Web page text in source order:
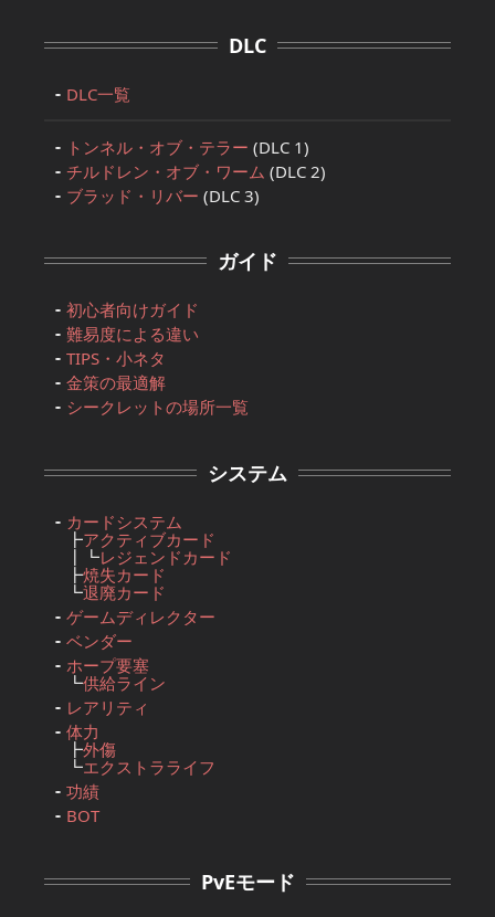
DLC
DLC一覧
トンネル・オブ・テラー (DLC 1)
チルドレン・オブ・ワーム (DLC 2)
ブラッド・リバー (DLC 3)
ガイド
初心者向けガイド
難易度による違い
TIPS・小ネタ
金策の最適解
シークレットの場所一覧
システム
カードシステム
┣アクティブカード
┃┗レジェンドカード
┣焼失カード
┗退廃カード
ゲームディレクター
ベンダー
ホープ要塞
┗供給ライン
レアリティ
体力
┣外傷
┗エクストラライフ
功績
BOT
PvEモード